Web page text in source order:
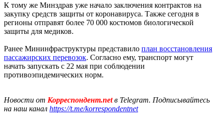
К тому же Минздрав уже начало заключения контрактов на
закупку средств защиты от коронавируса. Также сегодня в
регионы отправят более 70 000 костюмов биологической
защиты для медиков.
Ранее Мининфраструктуры представило план восстановления
пассажирских перевозок. Согласно ему, транспорт могут
начать запускать с 22 мая при соблюдении
противоэпидемических норм.
Новости от Корреспондент.netв Telegram. Подписывайтесь
на наш канал https://t.me/korrespondentnet